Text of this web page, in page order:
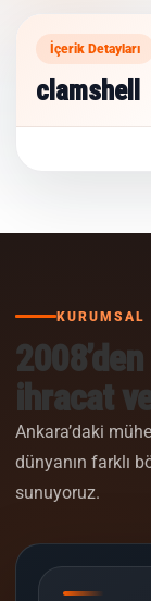
İçerik Detayları
clamshell
KURUMSAL
ihracat
Ankara’daki
dünyanın farklı
sunuyoruz.